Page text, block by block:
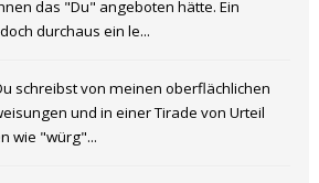
das "Du" angeboten hätte. Ein
durchaus ein le...
schreibst von meinen oberflächlichen
und in einer Tirade von Urteil
wie "würg"...